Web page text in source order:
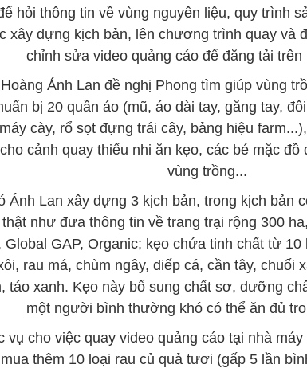
hỏi thông tin về vùng nguyên liệu, quy trình
xây dựng kịch bản, lên chương trình quay và
chỉnh sửa video quảng cáo để đăng tải trên
Ánh Lan đề nghị Phong tìm giúp vùng
bị 20 quần áo (mũ, áo dài tay, găng tay,
cày, rổ sọt đựng trái cây, bảng hiệu
cảnh quay thiếu nhi ăn kẹo, các bé mặc
vùng trồng...
Ánh Lan xây dựng 3 kịch bản, trong kịch bản
như đưa thông tin về trang trại rộng 300
Global GAP, Organic; kẹo chứa tinh chất từ
rau má, chùm ngây, diếp cá, cần tây, chuối
táo xanh. Kẹo này bổ sung chất sơ, dưỡng
một người bình thường khó có thể ăn đủ
vụ cho việc quay video quảng cáo tại nhà
thêm 10 loại rau củ quả tươi (gấp 5 lần